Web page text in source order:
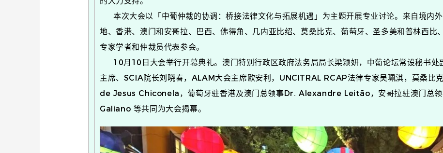
本次大会以「中葡仲裁的协调：桥接法律文化与拓展机遇」为主题开展专业讨论。来自境内
地、香港、澳门和安哥拉、巴西、佛得角、几内亚比绍、莫桑比克、葡萄牙、圣多美和普林西比
专家学者和仲裁员代表参会。
10月10日大会举行开幕典礼。澳门特别行政区政府法务局局长梁颖妍，中葡论坛常设秘书处
主席、SCIA院长刘晓春，ALAM大会主席欧安利，UNCITRAL RCAP法律专家吴珮淇，莫桑
de Jesus Chiconela，葡萄牙驻香港及澳门总领事Dr. Alexandre Leitão，安哥拉驻澳门总
Galiano 等共同为大会揭幕。